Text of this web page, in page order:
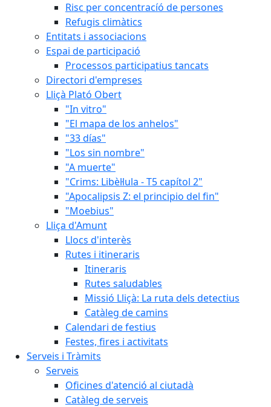
Risc per concentracíó de persones
Refugis climàtics
Entitats i associacions
Espai de participació
Processos participatius tancats
Directori d'empreses
Lliçà Plató Obert
"In vitro"
"El mapa de los anhelos"
"33 días"
"Los sin nombre"
"A muerte"
"Crims: Libèl·lula - T5 capítol 2"
"Apocalipsis Z: el principio del fin"
"Moebius"
Lliça d'Amunt
Llocs d'interès
Rutes i itineraris
Itineraris
Rutes saludables
Missió Lliçà: La ruta dels detectius
Catàleg de camins
Calendari de festius
Festes, fires i activitats
Serveis i Tràmits
Serveis
Oficines d'atenció al ciutadà
Catàleg de serveis